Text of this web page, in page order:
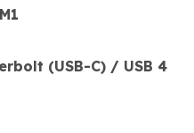
(USB-C) / USB 4